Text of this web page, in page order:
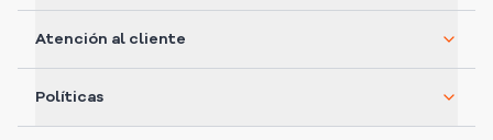
Atención al cliente
Políticas